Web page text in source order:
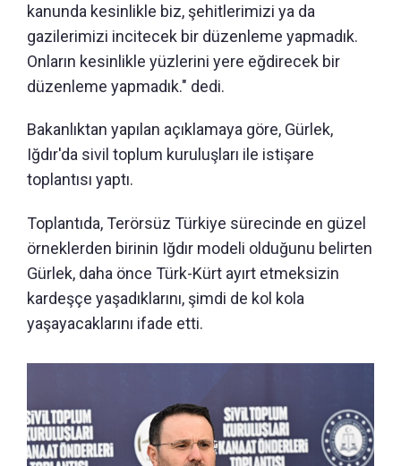
kanunda kesinlikle biz, şehitlerimizi ya da
gazilerimizi incitecek bir düzenleme yapmadık.
Onların kesinlikle yüzlerini yere eğdirecek bir
düzenleme yapmadık." dedi.
Bakanlıktan yapılan açıklamaya göre, Gürlek,
Iğdır'da sivil toplum kuruluşları ile istişare
toplantısı yaptı.
Toplantıda, Terörsüz Türkiye sürecinde en güzel
örneklerden birinin Iğdır modeli olduğunu belirten
Gürlek, daha önce Türk-Kürt ayırt etmeksizin
kardeşçe yaşadıklarını, şimdi de kol kola
yaşayacaklarını ifade etti.